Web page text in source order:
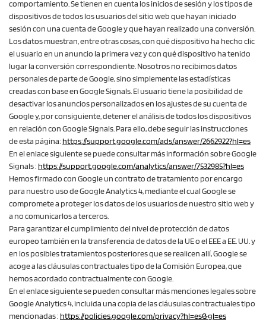
comportamiento. Se tienen en cuenta los inicios de sesión y los tipos de
dispositivos de todos los usuarios del sitio web que hayan iniciado
sesión con una cuenta de Google y que hayan realizado una conversión.
Los datos muestran, entre otras cosas, con qué dispositivo ha hecho clic
el usuario en un anuncio la primera vez y con qué dispositivo ha tenido
lugar la conversión correspondiente. Nosotros no recibimos datos
personales de parte de Google, sino simplemente las estadísticas
creadas con base en Google Signals. El usuario tiene la posibilidad de
desactivar los anuncios personalizados en los ajustes de su cuenta de
Google y, por consiguiente, detener el análisis de todos los dispositivos
en relación con Google Signals. Para ello, debe seguir las instrucciones
de esta página: https://support.google.com/ads/answer/2662922?hl=es
En el enlace siguiente se puede consultar más información sobre Google
Signals : https://support.google.com/analytics/answer/7532985?hl=es
Hemos firmado con Google un contrato de tratamiento por encargo
para nuestro uso de Google Analytics 4, mediante el cual Google se
compromete a proteger los datos de los usuarios de nuestro sitio web y
a no comunicarlos a terceros.
Para garantizar el cumplimiento del nivel de protección de datos
europeo también en la transferencia de datos de la UE o el EEE a EE. UU. y
en los posibles tratamientos posteriores que se realicen allí, Google se
acoge a las cláusulas contractuales tipo de la Comisión Europea, que
hemos acordado contractualmente con Google.
En el enlace siguiente se pueden consultar más menciones legales sobre
Google Analytics 4, incluida una copia de las cláusulas contractuales tipo
mencionadas : https://policies.google.com/privacy?hl=es&gl=es